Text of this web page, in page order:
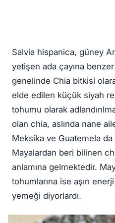
Salvia hispanica, güney
yetişen ada çayına
genelinde Chia bitkisi
elde edilen küçük siyah
tohumu olarak
olan chia, aslında nane
Meksika ve Guatemela
Mayalardan beri bilinen
anlamına gelmektedir.
tohumlarına ise aşırı
yemeği diyorlardı.